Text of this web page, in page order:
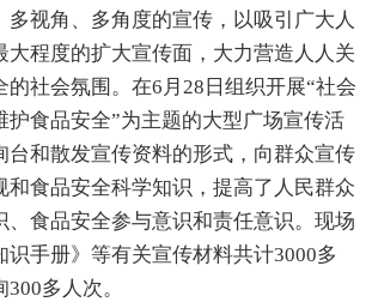
多视角、多角度的宣传，以吸引广大人
大程度的扩大宣传面，大力营造人人关
的社会氛围。在6月28日组织开展“社会
护食品安全”为主题的大型广场宣传活
台和散发宣传资料的形式，向群众宣传
和食品安全科学知识，提高了人民群众
、食品安全参与意识和责任意识。现场
识手册》等有关宣传材料共计3000多
多人次。